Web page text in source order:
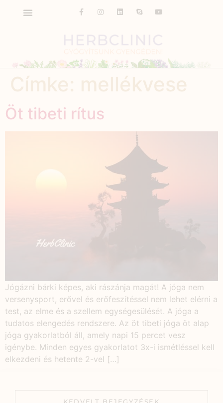
Öt tibeti rítus
Jógázni bárki képes, aki rászánja magát! A jóga nem
versenysport, erővel és erőfeszítéssel nem lehet elérni a
test, az elme és a szellem egységesülését. A jóga a
tudatos elengedés rendszere. Az öt tibeti jóga öt alap
jóga gyakorlatból áll, amely napi 15 percet vesz
igénybe. Minden egyes gyakorlatot 3x-i ismétléssel kell
elkezdeni és hetente 2-vel […]